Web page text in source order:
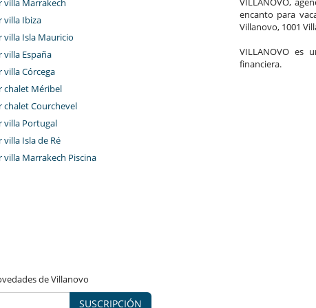
Salón
villa Ibiza
villa Isla Mauricio
villa España
villa Córcega
chalet Méribel
chalet Courchevel
villa Portugal
villa Isla de Ré
villa Marrakech Piscina
encanto para
Villanovo, 1001
VILLANOVO es
financiera.
de Villanovo
SUSCRIPCIÓN